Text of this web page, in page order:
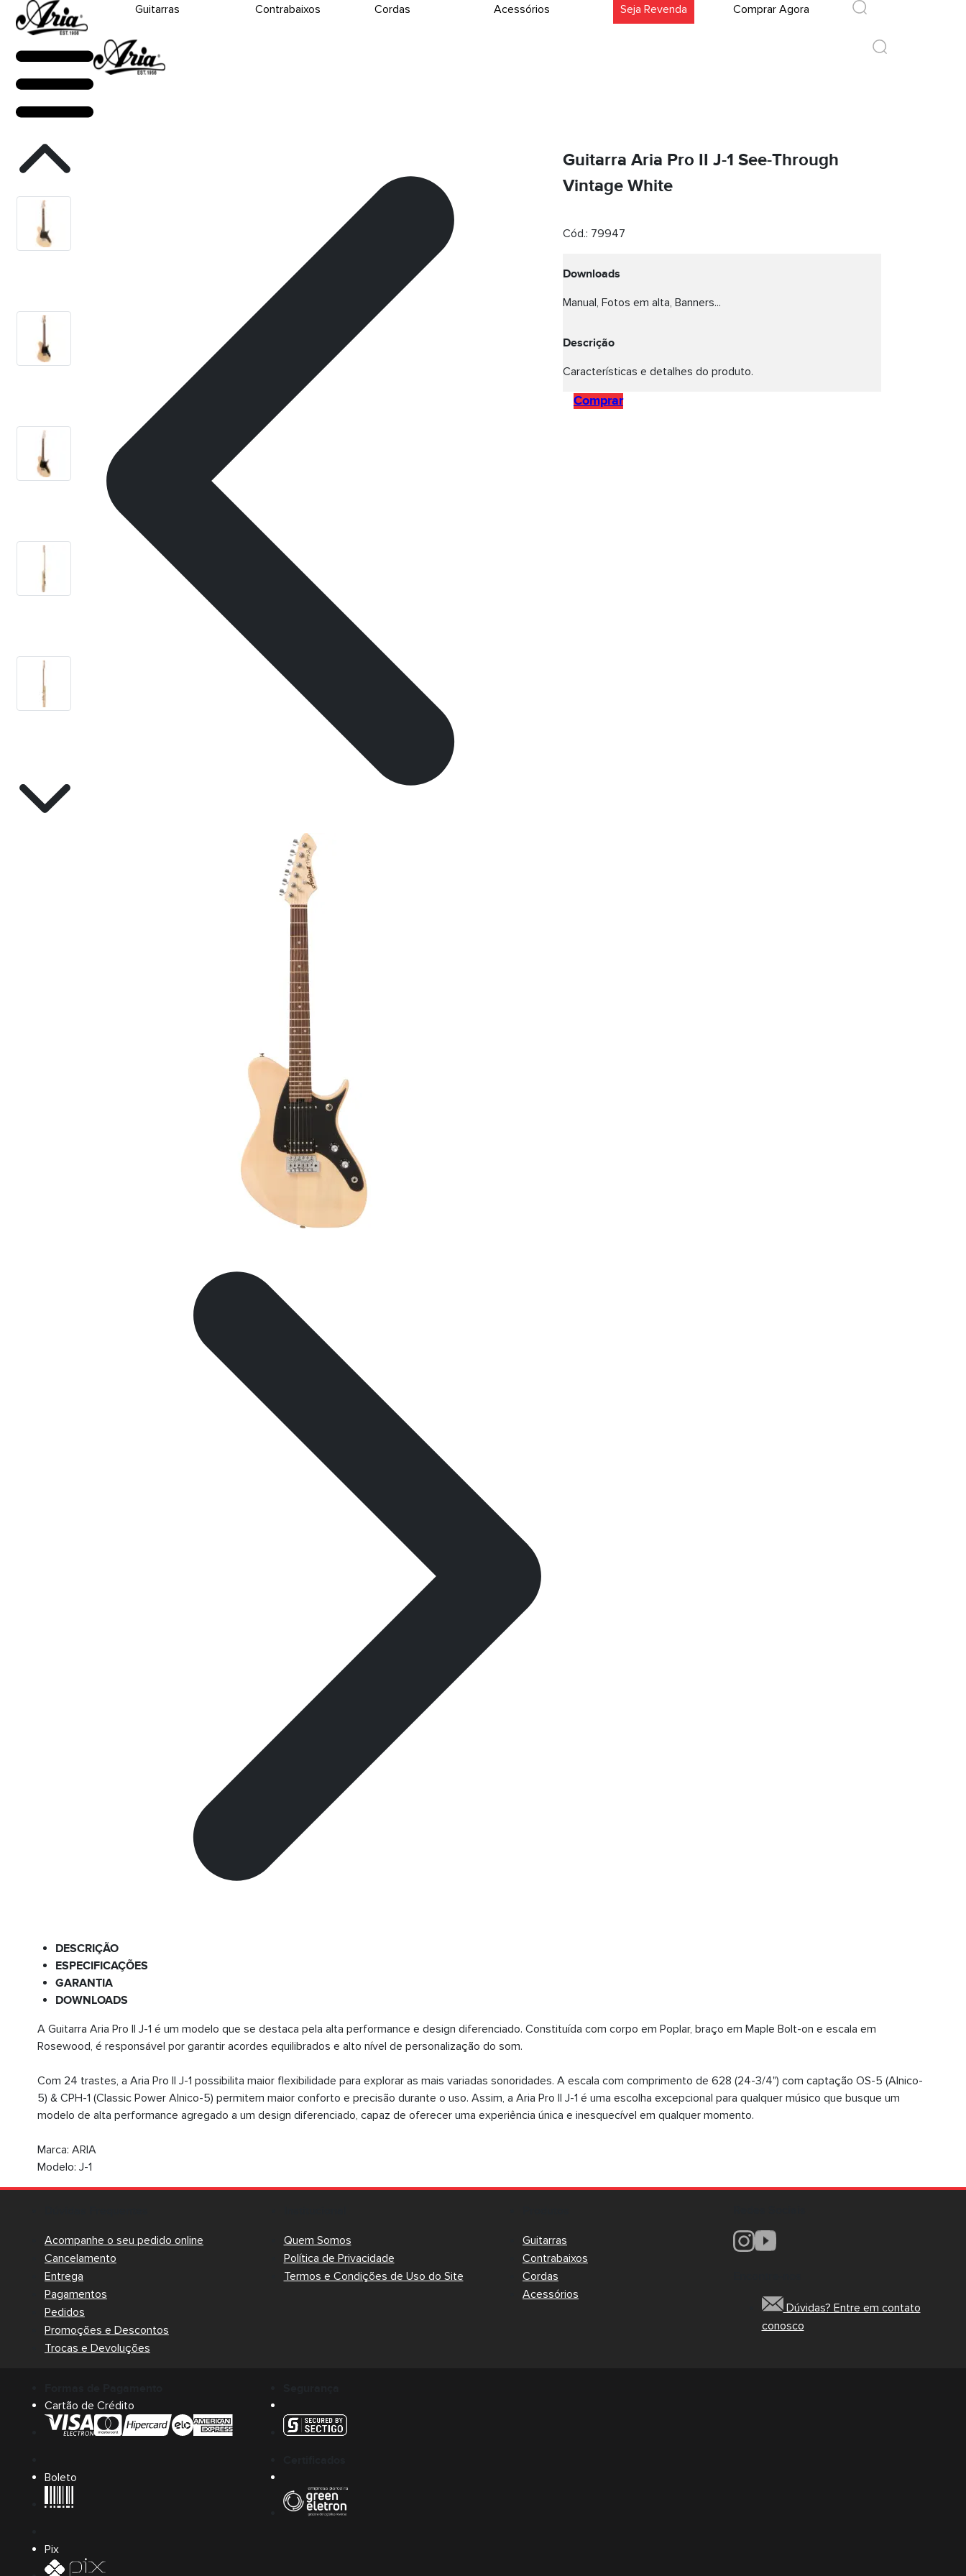
Guitarras Contrabaixos Cordas Acessórios Seja Revenda Comprar Agora
Guitarra Aria Pro II J-1 See-Through
Vintage White
Cód.: 79947
Downloads
Manual, Fotos em alta, Banners...
Descrição
Características e detalhes do produto.
Comprar
DESCRIÇÃO
ESPECIFICAÇÕES
GARANTIA
DOWNLOADS
A Guitarra Aria Pro II J-1 é um modelo que se destaca pela alta performance e design diferenciado. Constituída com corpo em Poplar, braço em Maple Bolt-on e escala em
Rosewood, é responsável por garantir acordes equilibrados e alto nível de personalização do som.
Com 24 trastes, a Aria Pro II J-1 possibilita maior flexibilidade para explorar as mais variadas sonoridades. A escala com comprimento de 628 (24-3/4") com captação OS-5 (Alnico-
5) & CPH-1 (Classic Power Alnico-5) permitem maior conforto e precisão durante o uso. Assim, a Aria Pro II J-1 é uma escolha excepcional para qualquer músico que busque um
modelo de alta performance agregado a um design diferenciado, capaz de oferecer uma experiência única e inesquecível em qualquer momento.
Marca: ARIA
Modelo: J-1
Acompanhe o seu pedido online
Cancelamento
Entrega
Pagamentos
Pedidos
Promoções e Descontos
Trocas e Devoluções
Quem Somos
Política de Privacidade
Termos e Condições de Uso do Site
Guitarras
Contrabaixos
Cordas
Acessórios
Dúvidas? Entre em contato
conosco
Cartão de Crédito
Boleto
Pix